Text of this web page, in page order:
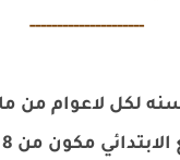
---------------------
لكل لاعوام من
مكون من 8 نماذج